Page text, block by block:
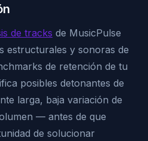
de tracks de MusicPulse
estructurales y sonoras de
de retención de tu
posibles detonantes de
larga, baja variación de
— antes de que
de solucionar